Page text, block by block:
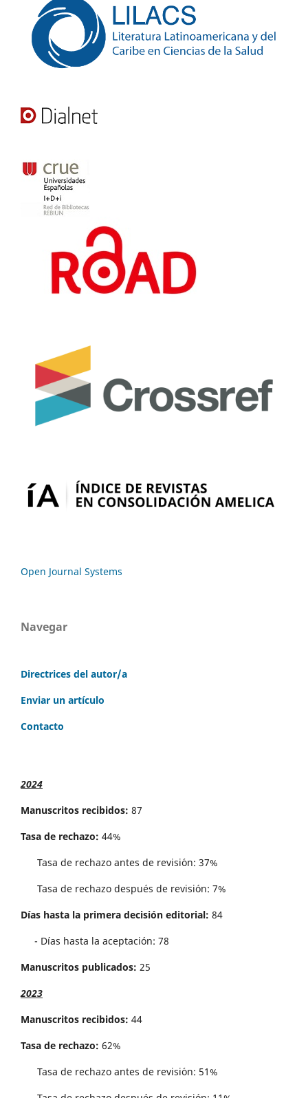
Open Journal Systems
Navegar
Directrices del autor/a
Enviar un artículo
Contacto
2024
Manuscritos recibidos: 87
Tasa de rechazo: 44%
Tasa de rechazo antes de revisi´on: 37%
Tasa de rechazo después de revisión: 7%
Días hasta la primera decisión editorial: 84
- Días hasta la aceptación: 78
Manuscritos publicados: 25
2023
Manuscritos recibidos: 44
Tasa de rechazo: 62%
Tasa de rechazo antes de revisi´on: 51%